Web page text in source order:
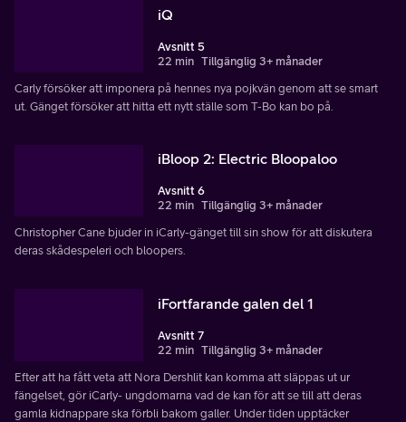
iQ
Avsnitt 5
22 min Tillgänglig 3+ månader
Carly försöker att imponera på hennes nya pojkvän genom att se smart
ut. Gänget försöker att hitta ett nytt ställe som T-Bo kan bo på.
iBloop 2: Electric Bloopaloo
Avsnitt 6
22 min Tillgänglig 3+ månader
Christopher Cane bjuder in iCarly-gänget till sin show för att diskutera
deras skådespeleri och bloopers.
iFortfarande galen del 1
Avsnitt 7
22 min Tillgänglig 3+ månader
Efter att ha fått veta att Nora Dershlit kan komma att släppas ut ur
fängelset, gör iCarly- ungdomarna vad de kan för att se till att deras
gamla kidnappare ska förbli bakom galler. Under tiden upptäcker